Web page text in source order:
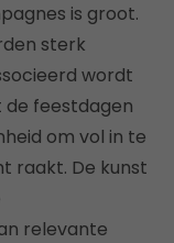
is groot.
sterk
wordt
de feestdagen
om vol in te
raakt. De kunst
relevante